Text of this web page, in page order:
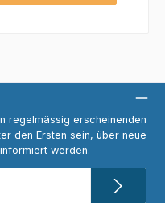
regelmässig erscheinenden
den Ersten sein, über neue
werden.